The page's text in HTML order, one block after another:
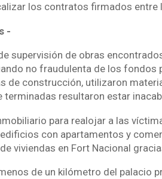
los contratos firmados entre
-
supervisión de obras
no fraudulenta de los fondos
de construcción, utilizaron
terminadas resultaron estar
para realojar a las
con apartamentos y
viviendas en Fort Nacional
de un kilómetro del palacio